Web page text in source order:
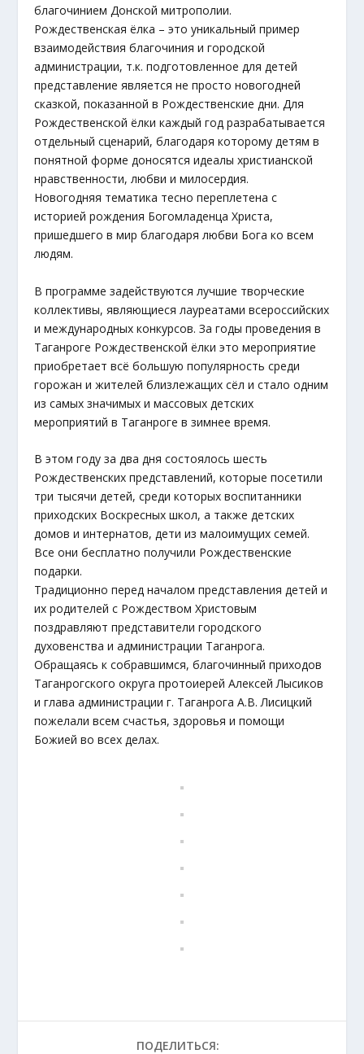
благочинием Донской митрополии.
Рождественская ёлка – это уникальный пример
взаимодействия благочиния и городской
администрации, т.к. подготовленное для детей
представление является не просто новогодней
сказкой, показанной в Рождественские дни. Для
Рождественской ёлки каждый год разрабатывается
отдельный сценарий, благодаря которому детям в
понятной форме доносятся идеалы христианской
нравственности, любви и милосердия.
Новогодняя тематика тесно переплетена с
историей рождения Богомладенца Христа,
пришедшего в мир благодаря любви Бога ко всем
людям.
В программе задействуются лучшие творческие
коллективы, являющиеся лауреатами всероссийских
и международных конкурсов. За годы проведения в
Таганроге Рождественской ёлки это мероприятие
приобретает всё большую популярность среди
горожан и жителей близлежащих сёл и стало одним
из самых значимых и массовых детских
мероприятий в Таганроге в зимнее время.
В этом году за два дня состоялось шесть
Рождественских представлений, которые посетили
три тысячи детей, среди которых воспитанники
приходских Воскресных школ, а также детских
домов и интернатов, дети из малоимущих семей.
Все они бесплатно получили Рождественские
подарки.
Традиционно перед началом представления детей и
их родителей с Рождеством Христовым
поздравляют представители городского
духовенства и администрации Таганрога.
Обращаясь к собравшимся, благочинный приходов
Таганрогского округа протоиерей Алексей Лысиков
и глава администрации г. Таганрога А.В. Лисицкий
пожелали всем счастья, здоровья и помощи
Божией во всех делах.
ПОДЕЛИТЬСЯ: